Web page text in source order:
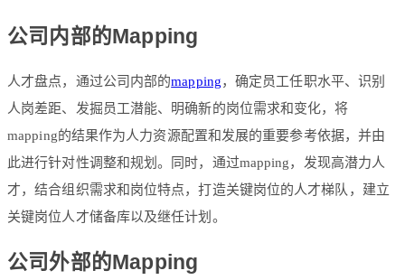
公司内部的Mapping
人才盘点，通过公司内部的mapping，确定员工任职水平、识别
人岗差距、发掘员工潜能、明确新的岗位需求和变化，将
mapping的结果作为人力资源配置和发展的重要参考依据，并由
此进行针对性调整和规划。同时，通过mapping，发现高潜力人
才，结合组织需求和岗位特点，打造关键岗位的人才梯队，建立
关键岗位人才储备库以及继任计划。
公司外部的Mapping